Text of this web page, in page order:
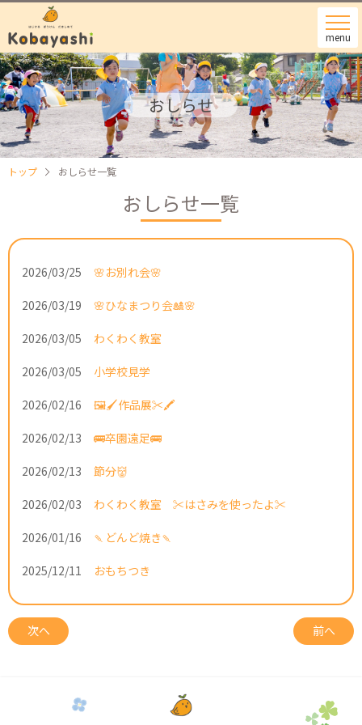
menu
おしらせ
トップ おしらせ一覧
おしらせ一覧
2026/03/25 🌸お別れ会🌸
2026/03/19 🌸ひなまつり会🎎🌸
2026/03/05 わくわく教室
2026/03/05 小学校見学
2026/02/16 🖼️🖌️作品展✂️🖍️
2026/02/13 🚌卒園遠足🚌
2026/02/13 節分👹
2026/02/03 わくわく教室 ✂️はさみを使ったよ✂️
2026/01/16 🍡どんど焼き🍡
2025/12/11 おもちつき
次へ 前へ